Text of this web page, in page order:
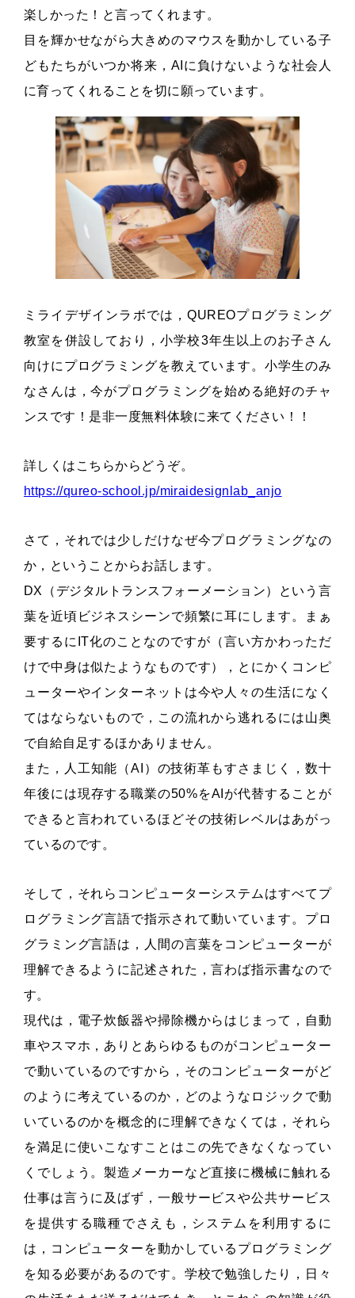
楽しかった！と言ってくれます。
目を輝かせながら大きめのマウスを動かしている子
どもたちがいつか将来，AIに負けないような社会人
に育ってくれることを切に願っています。
ミライデザインラボでは，QUREOプログラミング
教室を併設しており，小学校3年生以上のお子さん
向けにプログラミングを教えています。小学生のみ
なさんは，今がプログラミングを始める絶好のチャ
ンスです！是非一度無料体験に来てください！！
詳しくはこちらからどうぞ。
https://qureo-school.jp/miraidesignlab_anjo
さて，それでは少しだけなぜ今プログラミングなの
か，ということからお話します。
DX（デジタルトランスフォーメーション）という言
葉を近頃ビジネスシーンで頻繁に耳にします。まぁ
要するにIT化のことなのですが（言い方かわっただ
けで中身は似たようなものです），とにかくコンピ
ューターやインターネットは今や人々の生活になく
てはならないもので，この流れから逃れるには山奥
で自給自足するほかありません。
また，人工知能（AI）の技術革もすさまじく，数十
年後には現存する職業の50%をAIが代替することが
できると言われているほどその技術レベルはあがっ
ているのです。
そして，それらコンピューターシステムはすべてプ
ログラミング言語で指示されて動いています。プロ
グラミング言語は，人間の言葉をコンピューターが
理解できるように記述された，言わば指示書なので
す。
現代は，電子炊飯器や掃除機からはじまって，自動
車やスマホ，ありとあらゆるものがコンピューター
で動いているのですから，そのコンピューターがど
のように考えているのか，どのようなロジックで動
いているのかを概念的に理解できなくては，それら
を満足に使いこなすことはこの先できなくなってい
くでしょう。製造メーカーなど直接に機械に触れる
仕事は言うに及ばず，一般サービスや公共サービス
を提供する職種でさえも，システムを利用するに
は，コンピューターを動かしているプログラミング
を知る必要があるのです。学校で勉強したり，日々